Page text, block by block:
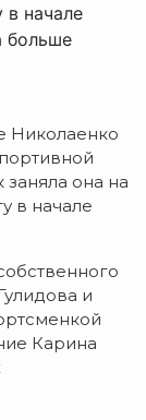
в начале
больше
Николаенко
она на
в начале
и
Карина